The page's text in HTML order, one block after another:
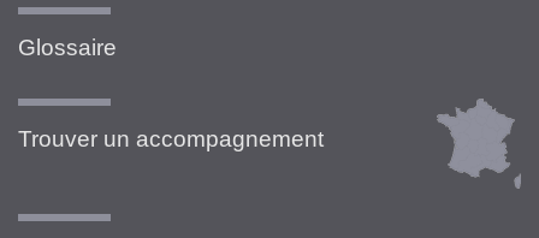
Glossaire
Trouver un accompagnement